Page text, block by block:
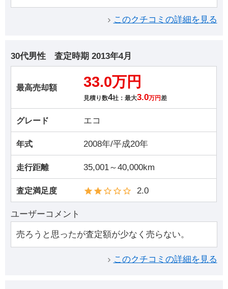
このクチコミの詳細を見る
30代男性 査定時期 2013年4月
最高売却額 33.0万円
見積り数4社：最大3.0万円差
グレード エコ
年式 2008年/平成20年
走行距離 35,001～40,000km
査定満足度 2.0
ユーザーコメント
売ろうと思ったが査定額が少なく売らない。
このクチコミの詳細を見る